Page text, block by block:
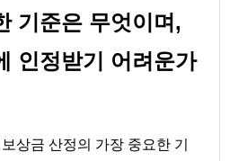
기준은 무엇이며,
인정받기 어려운가
상금 산정의 가장 중요한 기